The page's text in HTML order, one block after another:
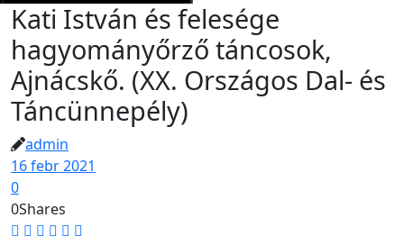
Kati István és felesége
hagyományőrző táncosok,
Ajnácskő. (XX. Országos Dal- és
Táncünnepély)
admin
16 febr 2021
0
0Shares